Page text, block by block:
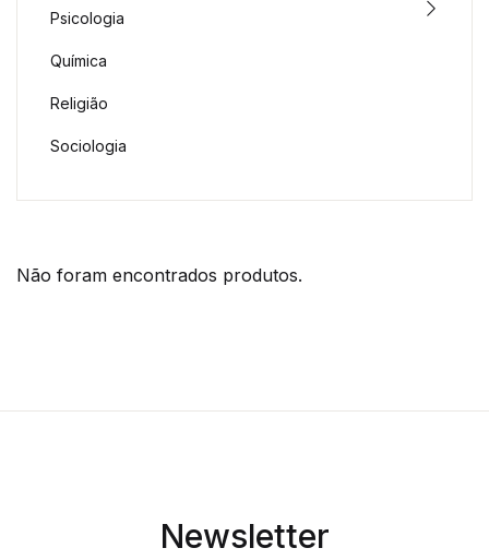
Não foram encontrados produtos.
Psicologia
Química
Religião
Sociologia
Newsletter